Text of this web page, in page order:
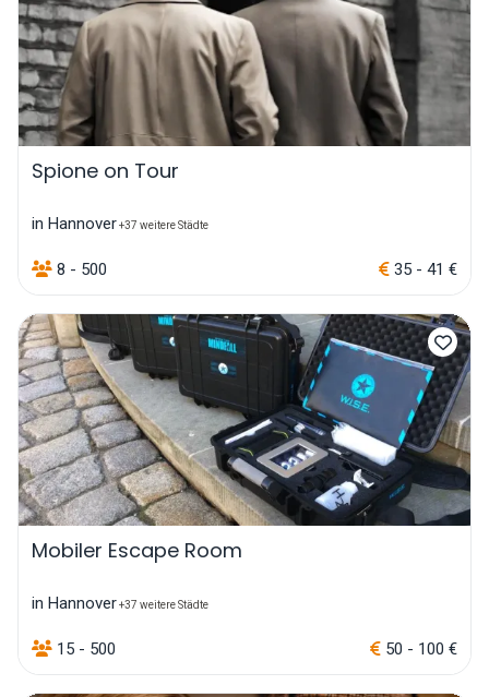
Spione on Tour
in Hannover+37 weitere Städte
8 - 500 35 - 41 €
Mobiler Escape Room
in Hannover+37 weitere Städte
15 - 500 50 - 100 €